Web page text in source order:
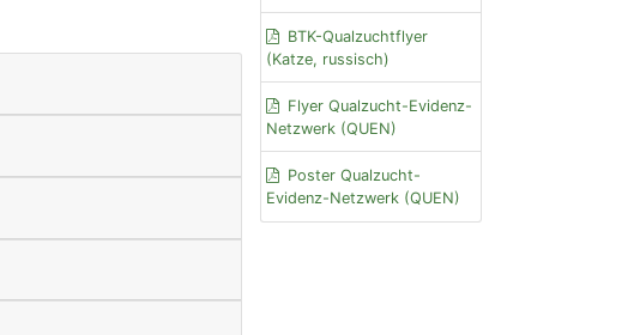
BTK-Qualzuchtflyer
(Katze, russisch)
Flyer Qualzucht-Evidenz-
Netzwerk (QUEN)
Poster Qualzucht-
Evidenz-Netzwerk (QUEN)